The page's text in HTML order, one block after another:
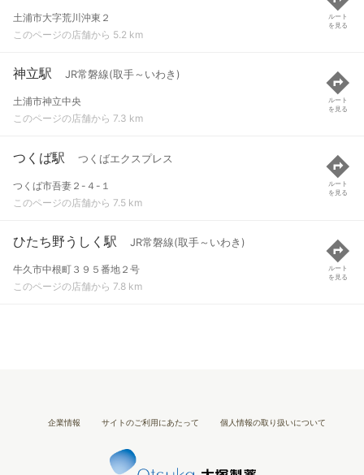
土浦市大字荒川沖東２
このページの店舗から 5.2 km
ルート
を見る
神立駅 JR常磐線(取手～いわき)
土浦市神立中央
このページの店舗から 7.3 km
ルート
を見る
つくば駅 つくばエクスプレス
つくば市吾妻２-４-１
このページの店舗から 7.5 km
ルート
を見る
ひたち野うしく駅 JR常磐線(取手～いわき)
牛久市中根町３９５番地２号
このページの店舗から 7.8 km
ルート
を見る
企業情報 サイトのご利用にあたって 個人情報の取り扱いについて